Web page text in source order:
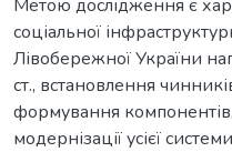
Метою дослідження є
соціальної
Лівобережної України
ст., встановлення
формування
модернізації усієї